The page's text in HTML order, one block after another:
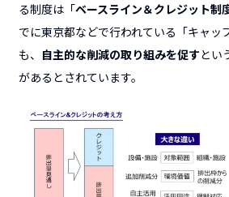
る制度は「ベースライン＆クレジット制
でに東京都などで行われている「キャッ
も、 自主的な削減の取り組みを促すとい
があるとされています。